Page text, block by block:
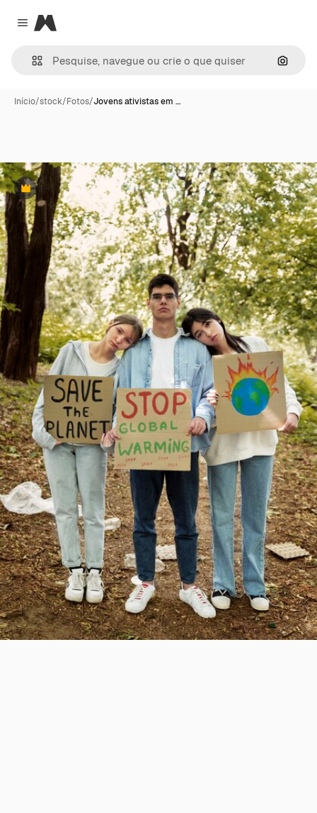
Close menu
Magnific
Início/stock/Fotos/Jovens ativistas em …
Premium